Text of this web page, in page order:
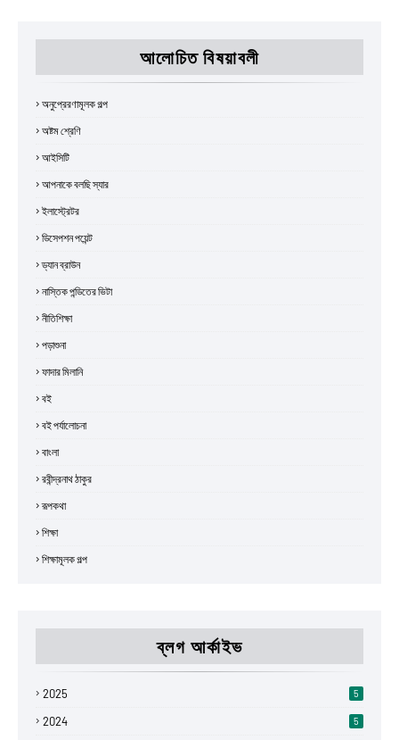
আলোচিত বিষয়াবলী
অনুপ্রেরণামূলক গল্প
অষ্টম শ্রেণি
আইসিটি
আপনাকে বলছি স্যার
ইলাস্ট্রেটর
ডিসেপশন পয়েন্ট
ড্যান ব্রাউন
নাস্তিক পন্ডিতের ভিটা
নীতিশিক্ষা
পড়াশুনা
ফাদার মিলানি
বই
বই পর্যালোচনা
বাংলা
রবীন্দ্রনাথ ঠাকুর
রূপকথা
শিক্ষা
শিক্ষামূলক গল্প
ব্লগ আর্কাইভ
2025 5
2024 5